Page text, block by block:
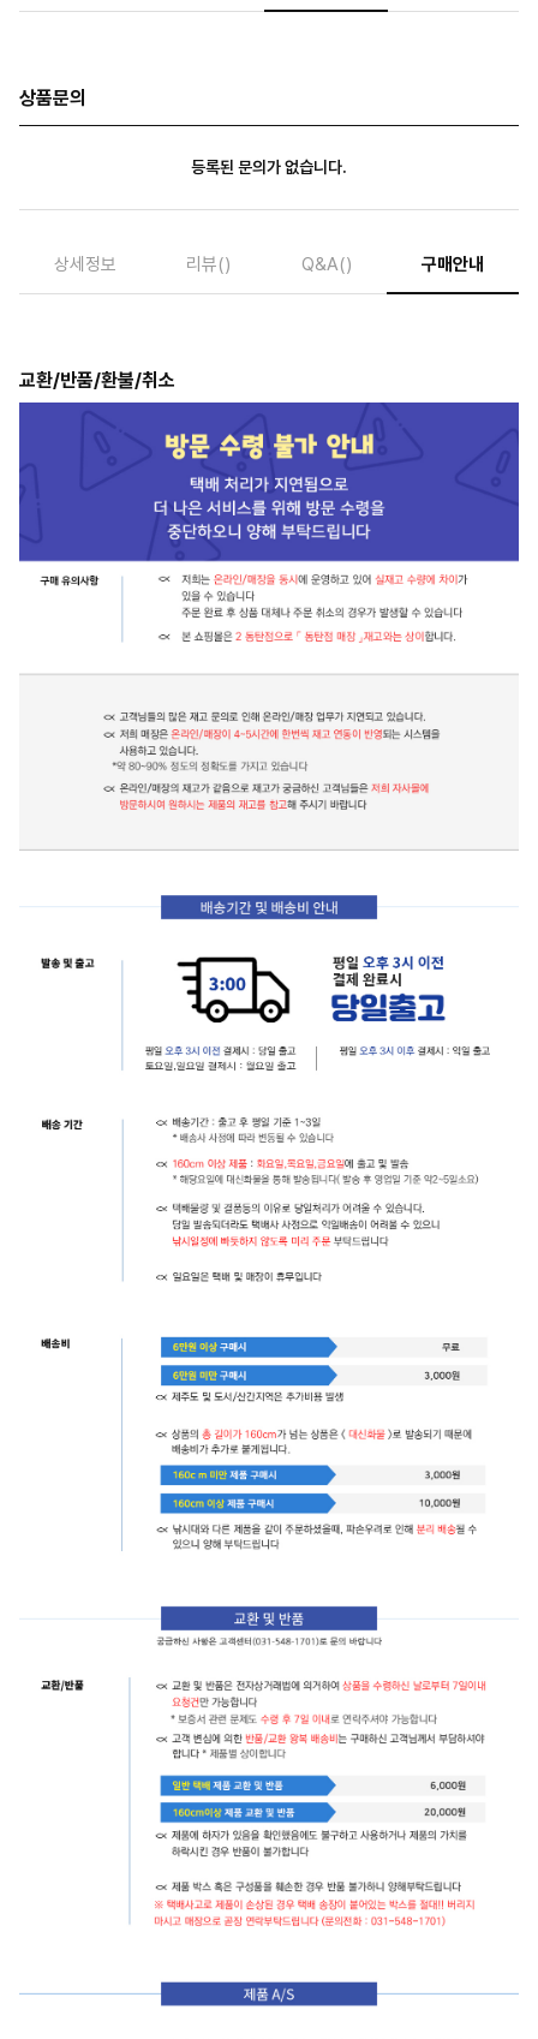
상품문의
등록된 문의가 없습니다.
상세정보 리뷰() Q&A() 구매안내
교환/반품/환불/취소